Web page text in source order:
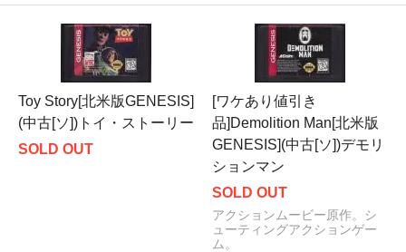
Toy Story[北米版GENESIS]
(中古[ソ])トイ・ストーリー
SOLD OUT
[ワケあり値引き
品]Demolition Man[北米版
GENESIS](中古[ソ])デモリ
ションマン
SOLD OUT
アクションムービー原作。シ
ューティングアクションゲー
ム。